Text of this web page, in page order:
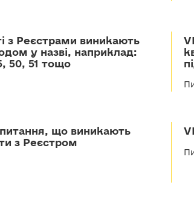
з Реєстрами виникають
у назві, наприклад:
50, 51 тощо
питання, що виникають
з Реєстром